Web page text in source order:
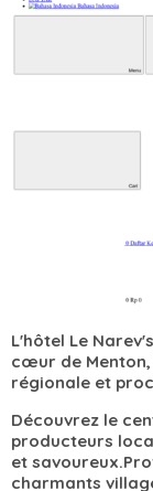
L'hôtel Le
cœur de
régionale et
Découvrez le
producteurs
et
charmants